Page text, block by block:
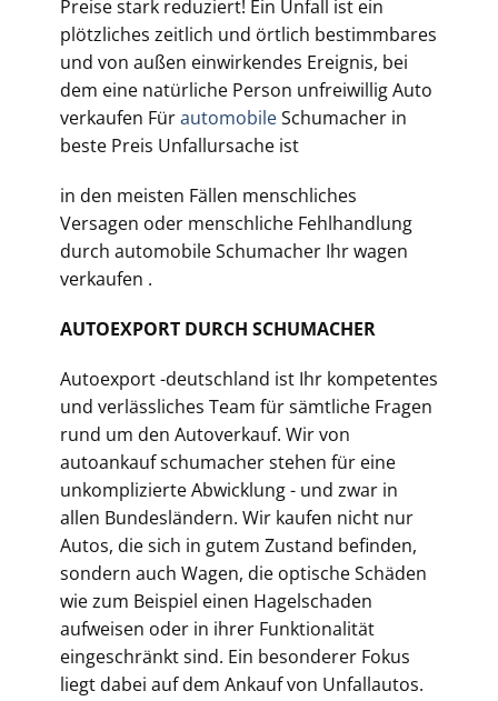
Preise stark reduziert! Ein Unfall ist ein
plötzliches zeitlich und örtlich bestimmbares
und von außen einwirkendes Ereignis, bei
dem eine natürliche Person unfreiwillig Auto
verkaufen FürautomobileSchumacher in
beste Preis Unfallursache ist
in den meisten Fällen menschliches
Versagen oder menschliche Fehlhandlung
durch automobileSchumacher Ihr wagen
verkaufen .
AUTOEXPORT DURCH SCHUMACHER
Autoexport -deutschland ist Ihr kompetentes
und verlässliches Team für sämtliche Fragen
rund um den Autoverkauf. Wir von
autoankauf schumacher stehen für eine
unkomplizierte Abwicklung - und zwar in
allen Bundesländern. Wir kaufen nicht nur
Autos, die sich in gutem Zustand befinden,
sondern auch Wagen, die optische Schäden
wie zum Beispiel einen Hagelschaden
aufweisen oder in ihrer Funktionalität
eingeschränkt sind. Ein besonderer Fokus
liegt dabei auf dem Ankauf von Unfallautos.